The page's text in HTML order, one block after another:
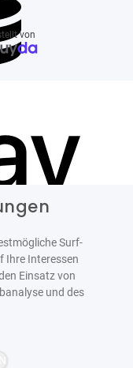
von
Surf-
Ihre Interessen
Einsatz von
und des